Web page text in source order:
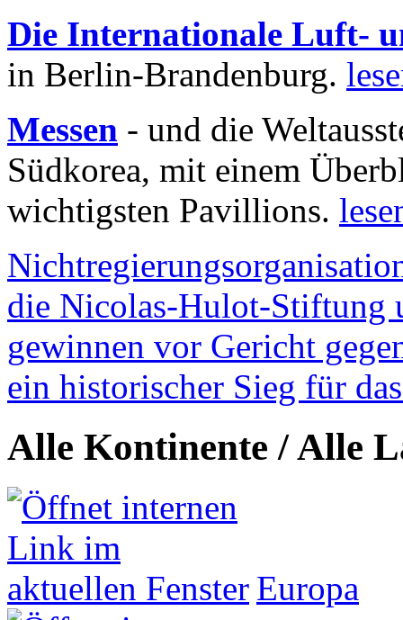
Die Internationale Luft-
in Berlin-Brandenburg.
Messen - und die
Südkorea, mit einem
wichtigsten Pavillions.
die Nicolas-Hulot-Stiftung
gewinnen vor Gericht
ein historischer Sieg für
Alle Kontinente / Alle
Europa